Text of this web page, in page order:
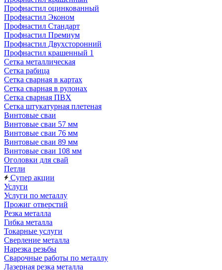
Профнастил оцинкованный
Профнастил Эконом
Профнастил Стандарт
Профнастил Премиум
Профнастил Двухсторонний
Профнастил крашенный 1
Сетка металлическая
Сетка рабица
Сетка сварная в картах
Сетка сварная в рулонах
Сетка сварная ПВХ
Сетка штукатурная плетеная
Винтовые сваи
Винтовые сваи 57 мм
Винтовые сваи 76 мм
Винтовые сваи 89 мм
Винтовые сваи 108 мм
Оголовки для свай
Петли
Супер акции
Услуги
Услуги по металлу
Прожиг отверстий
Резка металла
Гибка металла
Токарные услуги
Сверление металла
Нарезка резьбы
Сварочные работы по металлу
Лазерная резка металла